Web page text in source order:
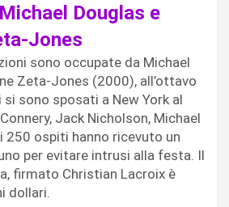
Douglas e
Jones
sono occupate da Michael
Zeta-Jones (2000), all’ottavo
sono sposati a New York al
Jack Nicholson, Michael
250 ospiti hanno ricevuto un
per evitare intrusi alla festa. Il
firmato Christian Lacroix è
dollari.